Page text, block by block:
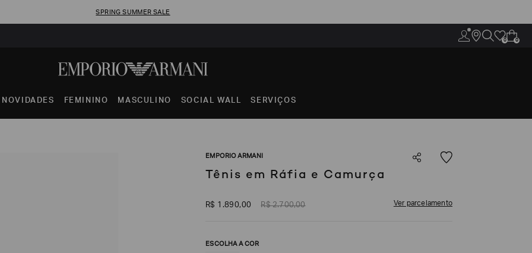
SPRING SUMMER SALE
0 0
NOVIDADES FEMININO MASCULINO SOCIAL WALL SERVIÇOS
EMPORIO ARMANI
Tênis em Ráfia e Camurça
R$ 1 .890,00 R$ 2.700,00 Ver parcelamento
ESCOLHA A COR